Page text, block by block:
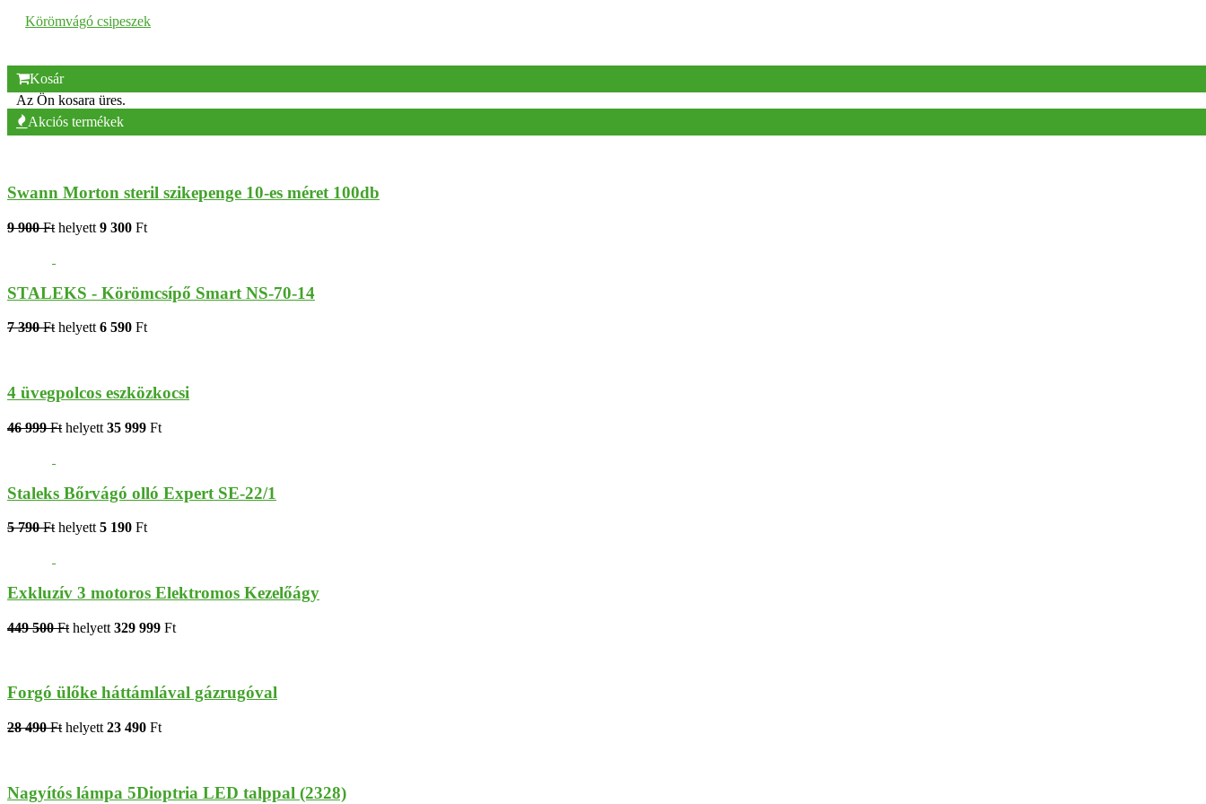
Körömvágó csipeszek
Kosár
Az Ön kosara üres.
Akciós termékek
Swann Morton steril szikepenge 10-es méret 100db
9 900 Ft helyett 9 300 Ft
STALEKS - Körömcsípő Smart NS-70-14
7 390 Ft helyett 6 590 Ft
4 üvegpolcos eszközkocsi
46 999 Ft helyett 35 999 Ft
Staleks Bőrvágó olló Expert SE-22/1
5 790 Ft helyett 5 190 Ft
Exkluzív 3 motoros Elektromos Kezelőágy
449 500 Ft helyett 329 999 Ft
Forgó ülőke háttámlával gázrugóval
28 490 Ft helyett 23 490 Ft
Nagyítós lámpa 5Dioptria LED talppal (2328)